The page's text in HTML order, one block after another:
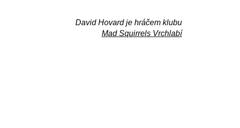
David Hovard je hráčem klubu
Mad Squirrels Vrchlabí